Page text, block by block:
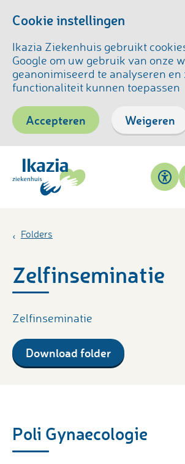
Cookie instellingen
Ikazia Ziekenhuis gebruikt
Google om uw gebruik van onze
geanonimiseerd te analyseren en
functionaliteit kunnen toepassen
Accepteren Weigeren
Folders
Zelfinseminatie
Zelfinseminatie
Download folder
Poli Gynaecologie